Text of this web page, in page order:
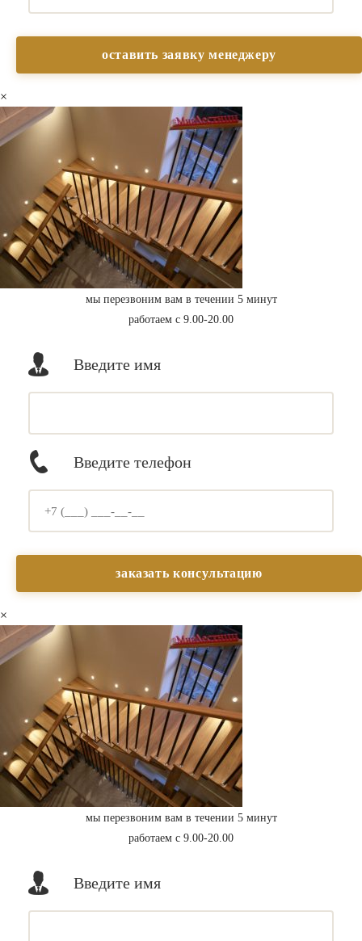
×
мы перезвоним вам в течении 5 минут
работаем с 9.00-20.00
Введите имя
Введите телефон
×
мы перезвоним вам в течении 5 минут
работаем с 9.00-20.00
Введите имя